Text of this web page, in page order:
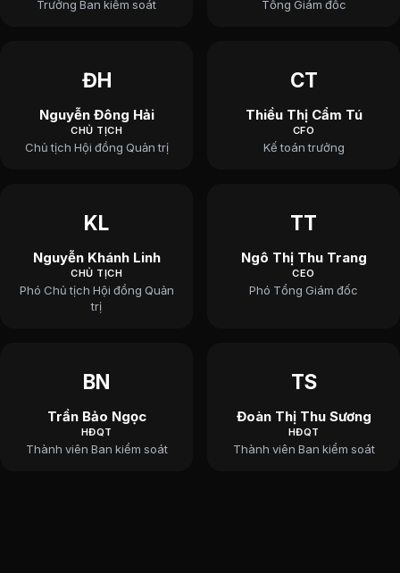
Trưởng Ban kiểm soát Tổng Giám đốc
ĐH
Nguyễn Đông Hải
CHỦ TỊCH
Chủ tịch Hội đồng Quản trị
CT
Thiều Thị Cẩm Tú
CFO
Kế toán trưởng
KL
Nguyễn Khánh Linh
CHỦ TỊCH
Phó Chủ tịch Hội đồng Quản
trị
TT
Ngô Thị Thu Trang
CEO
Phó Tổng Giám đốc
BN
Trần Bảo Ngọc
HĐQT
Thành viên Ban kiểm soát
TS
Đoàn Thị Thu Sương
HĐQT
Thành viên Ban kiểm soát